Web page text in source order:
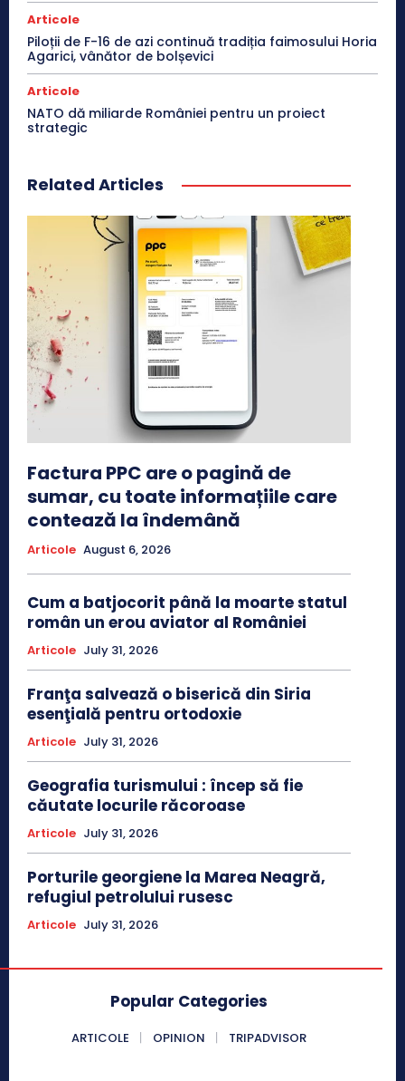
Articole
Piloții de F-16 de azi continuă tradiția faimosului Horia
Agarici, vânător de bolșevici
Articole
NATO dă miliarde României pentru un proiect
strategic
Related Articles
Factura PPC are o pagină de
sumar, cu toate informațiile care
contează la îndemână
Articole August 6, 2026
Cum a batjocorit până la moarte statul
român un erou aviator al României
Articole July 31, 2026
Franţa salvează o biserică din Siria
esenţială pentru ortodoxie
Articole July 31, 2026
Geografia turismului : încep să fie
căutate locurile răcoroase
Articole July 31, 2026
Porturile georgiene la Marea Neagră,
refugiul petrolului rusesc
Articole July 31, 2026
Popular Categories
ARTICOLE OPINION TRIPADVISOR